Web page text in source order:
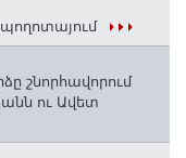
շնորհավորում
ու Ավետ